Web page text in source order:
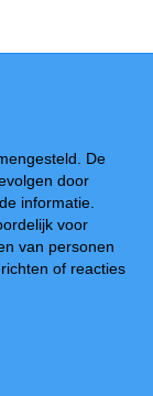
De
door
informatie.
voor
van personen
of reacties